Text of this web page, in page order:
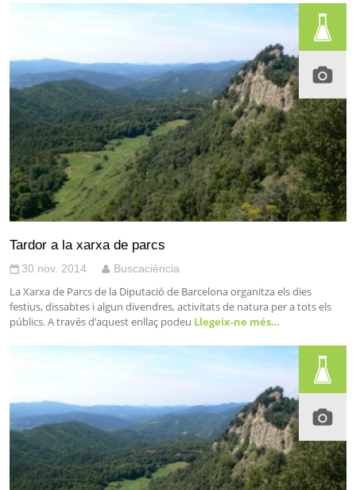
Tardor a la xarxa de parcs
30 nov. 2014 Buscaciència
La Xarxa de Parcs de la Diputació de Barcelona organitza els dies
festius, dissabtes i algun divendres, activitats de natura per a tots els
públics. A través d’aquest enllaç podeu Llegeix-ne més…